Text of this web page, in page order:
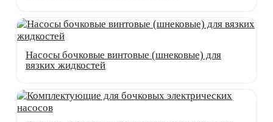
Насосы бочковые винтовые (шнековые) для
вязких жидкостей